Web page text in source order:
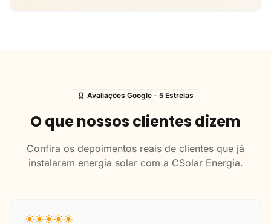
Avaliações Google - 5 Estrelas
O que nossos clientes dizem
Confira os depoimentos reais de clientes que já
instalaram energia solar com a CSolar Energia.